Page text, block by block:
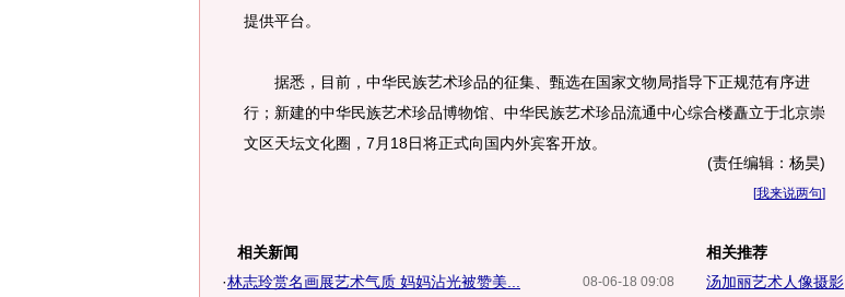
提供平台。
据悉，目前，中华民族艺术珍品的征集、甄选在国家文物局指导下正规范有序进
行；新建的中华民族艺术珍品博物馆、中华民族艺术珍品流通中心综合楼矗立于北京崇
文区天坛文化圈，7月18日将正式向国内外宾客开放。
(责任编辑：杨昊)
[我来说两句]
相关新闻
08-06-18 09:08
·林志玲赏名画展艺术气质 妈妈沾光被赞美...
相关推荐
汤加丽艺术人像摄影